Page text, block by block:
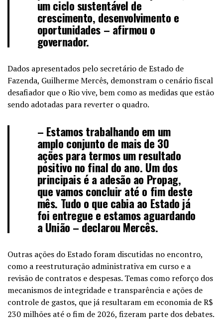
um ciclo sustentável de
crescimento, desenvolvimento e
oportunidades – afirmou o
governador.
Dados apresentados pelo secretário de Estado de
Fazenda, Guilherme Mercês, demonstram o cenário fiscal
desafiador que o Rio vive, bem como as medidas que estão
sendo adotadas para reverter o quadro.
– Estamos trabalhando em um
amplo conjunto de mais de 30
ações para termos um resultado
positivo no final do ano. Um dos
principais é a adesão ao Propag,
que vamos concluir até o fim deste
mês. Tudo o que cabia ao Estado já
foi entregue e estamos aguardando
a União – declarou Mercês.
Outras ações do Estado foram discutidas no encontro,
como a reestruturação administrativa em curso e a
revisão de contratos e despesas. Temas como reforço dos
mecanismos de integridade e transparência e ações de
controle de gastos, que já resultaram em economia de R$
230 milhões até o fim de 2026, fizeram parte dos debates.